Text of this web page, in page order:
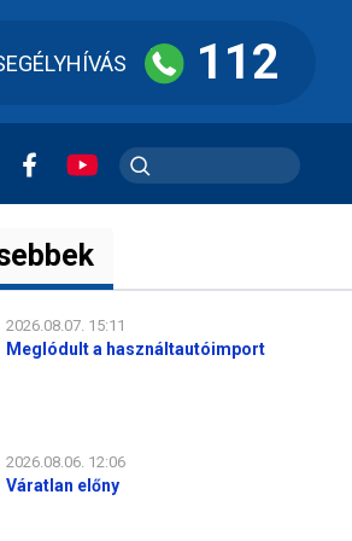
112
2026.08.07. 15:11
Meglódult a használtautóimport
2026.08.06. 12:06
Váratlan előny